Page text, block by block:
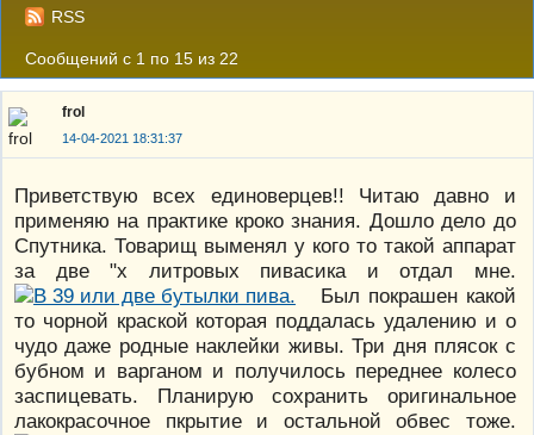
RSS
Сообщений с 1 по 15 из 22
frol
14-04-2021 18:31:37
Приветствую всех единоверцев!! Читаю давно и
применяю на практике кроко знания. Дошло дело до
Спутника. Товарищ выменял у кого то такой аппарат
за две "х литровых пивасика и отдал мне.
Был покрашен какой
то чорной краской которая поддалась удалению и о
чудо даже родные наклейки живы. Три дня плясок с
бубном и варганом и получилось переднее колесо
заспицевать. Планирую сохранить оригинальное
лакокрасочное пкрытие и остальной обвес тоже.